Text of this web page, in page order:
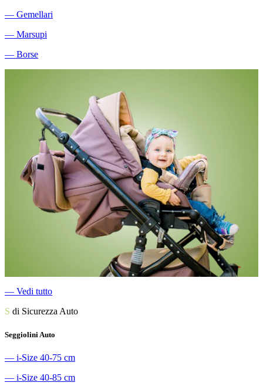
― Gemellari
― Marsupi
― Borse
― Vedi tutto
S di Sicurezza Auto
Seggiolini Auto
― i-Size 40-75 cm
― i-Size 40-85 cm